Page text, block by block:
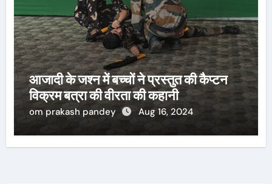
आजादी के जश्न में बच्चों ने प्रस्तुत की कैप्टन
विक्रम बत्रा की वीरता की कहानी
om prakash pandey Aug 16, 2024